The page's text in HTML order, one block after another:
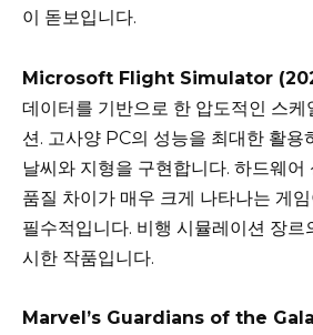
이 돋보입니다.
Microsoft Flight Simulator
데이터를 기반으로 한 압도적인 스케
션. 고사양 PC의 성능을 최대한 활용
날씨와 지형을 구현합니다. 하드웨어
품질 차이가 매우 크게 나타나는 게
필수적입니다. 비행 시뮬레이션 장르
시한 작품입니다.
Marvel’s Guardians of the